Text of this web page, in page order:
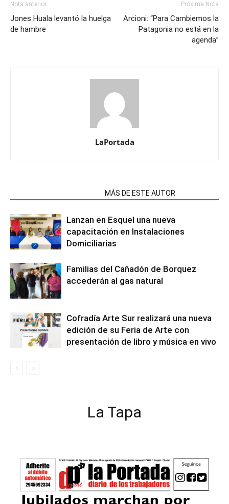
Nota anterior
Jones Huala levantó la huelga
de hambre
Próxima Nota
Arcioni: “Para Cambiemos la
Patagonia no está en la
agenda”
LaPortada
MÁS DE ESTE AUTOR
Lanzan en Esquel una nueva
capacitación en Instalaciones
Domiciliarias
Familias del Cañadón de Borquez
accederán al gas natural
Cofradía Arte Sur realizará una nueva
edición de su Feria de Arte con
presentación de libro y música en vivo
La Tapa